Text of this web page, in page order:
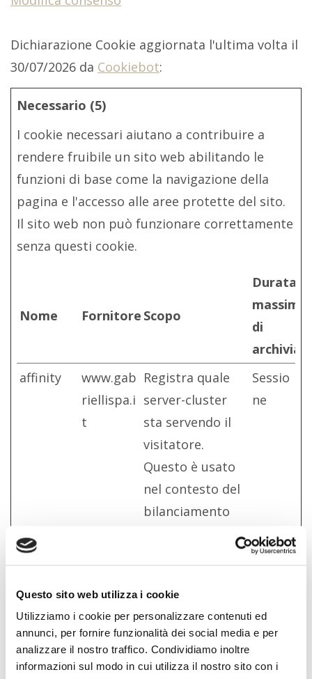
Questo sito web utilizza i cookie
Utilizziamo i cookie per personalizzare contenuti ed
annunci, per fornire funzionalità dei social media e per
analizzare il nostro traffico. Condividiamo inoltre
informazioni sul modo in cui utilizza il nostro sito con i
Dichiarazione Cookie aggiornata l'ultima volta il
30/07/2026 da Cookiebot:
Necessario (5)
I cookie necessari aiutano a contribuire a
rendere fruibile un sito web abilitando le
funzioni di base come la navigazione della
pagina e l'accesso alle aree protette del sito.
Il sito web non può funzionare correttamente
senza questi cookie.
Nome Fornitore Scopo
Durata
massima
di
affinity
www.gab
riellispa.i
t
Registra quale
server-cluster
sta servendo il
visitatore.
Questo è usato
nel contesto del
bilanciamento
del carico, al fine
dell'utente.
Sessio
ne
CookieCo
nsent
Cookiebo
t
Memorizza lo
stato del
consenso ai
1 anno